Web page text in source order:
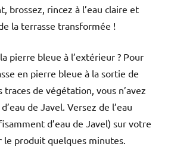
brossez, rincez à l’eau claire et
la terrasse transformée !
pierre bleue à l’extérieur ? Pour
en pierre bleue à la sortie de
traces de végétation, vous n’avez
de Javel. Versez de l’eau
d’eau de Javel) sur votre
le produit quelques minutes.